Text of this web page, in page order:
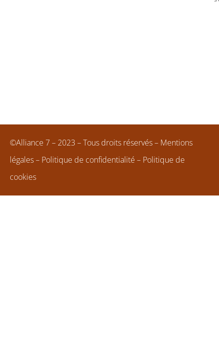
©Alliance 7 – 2023 – Tous droits réservés – Mentions
légales– Politique de confidentialité – Politique de
cookies